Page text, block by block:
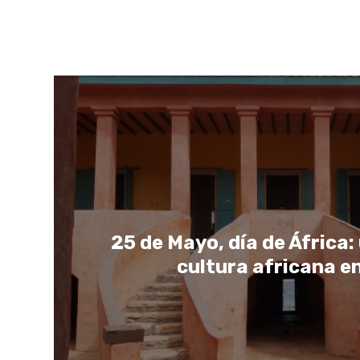
25 de Mayo, día de
cultura africana